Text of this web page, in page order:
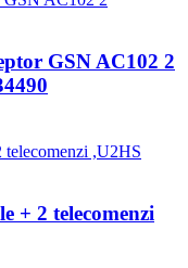
GSN AC102 2
+ 2 telecomenzi